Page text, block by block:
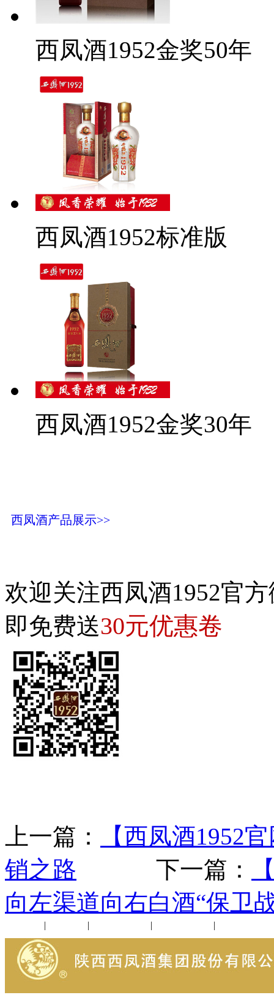
西凤酒1952金奖50年
西凤酒1952标准版
西凤酒1952金奖30年
西凤酒产品展示>>
欢迎关注西凤酒1952官
即免费送30元优惠卷
上一篇：
【西凤酒1952
销之路 下一篇：
向左渠道向右白酒“保卫
| | | |